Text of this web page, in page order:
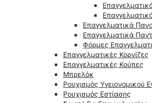
Επαγγελματικά
Επαγγελματικά
Φόρμες
Επαγγελματικές Κορνίζες
Επαγγελματικές Κούπες
Μπρελόκ
Ρουχισμός Υγειονομικού
Ρουχισμός Εστίασης